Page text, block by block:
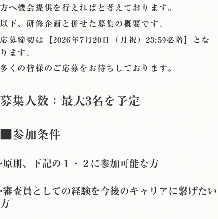
方へ機会提供を行えればと考えております。
以下、研修企画と併せた募集の概要です。
応募締切は【2026年7月20日（月祝）23:59必着】とな
ります。
多くの皆様のご応募をお待ちしております。
募集人数：最大3名を予定
■参加条件
・原則、下記の１・２に参加可能な方
・審査員としての経験を今後のキャリアに繋げたい
方